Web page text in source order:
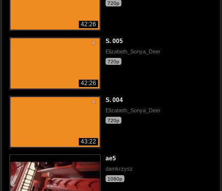
42:26
720p
42:26
S. 005
Elizabeth_Sonya_Deer
720p
43:22
S. 004
Elizabeth_Sonya_Deer
720p
ae5
damkrzysz
1080p